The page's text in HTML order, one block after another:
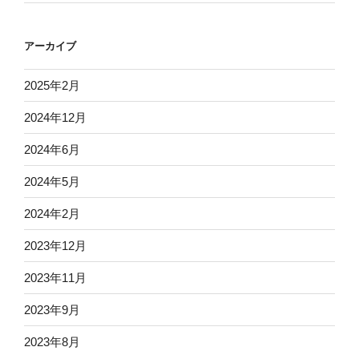
アーカイブ
2025年2月
2024年12月
2024年6月
2024年5月
2024年2月
2023年12月
2023年11月
2023年9月
2023年8月